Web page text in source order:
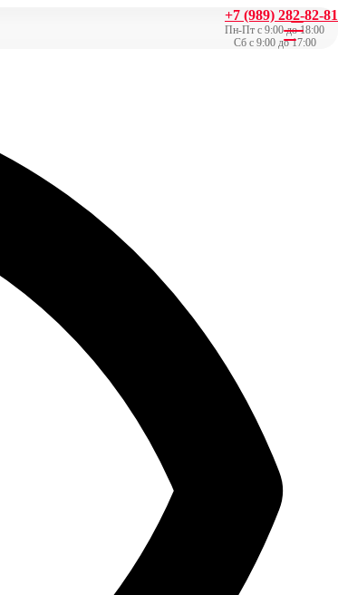
+7 (989) 282-82-81
Пн-Пт с 9:00 до 18:00
Сб с 9:00 до 17:00